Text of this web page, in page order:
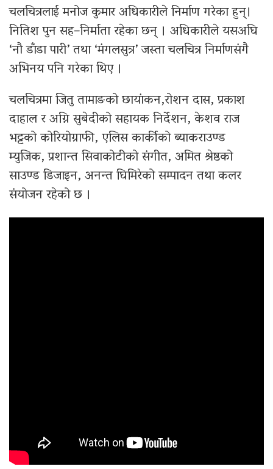
चलचित्रलाई मनोज कुमार अधिकारीले निर्माण गरेका हुन्।
नितिश पुन सह–निर्माता रहेका छन् । अधिकारीले यसअघि
‘नौ डाँडा पारी’ तथा ‘मंगलसुत्र’ जस्ता चलचित्र निर्माणसंगै
अभिनय पनि गरेका थिए ।
चलचित्रमा जितु तामाङको छायांकन,रोशन दास, प्रकाश
दाहाल र अग्नि सुबेदीको सहायक निर्देशन, केशव राज
भट्टको कोरियोग्राफी, एलिस कार्कीको ब्याकराउण्ड
म्युजिक, प्रशान्त सिवाकोटीको संगीत, अमित श्रेष्ठको
साउण्ड डिजाइन, अनन्त घिमिरेको सम्पादन तथा कलर
संयोजन रहेको छ ।